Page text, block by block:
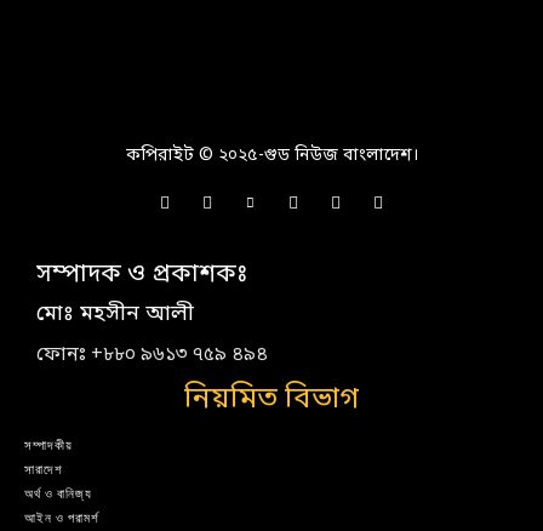
কপিরাইট © ২০২৫-গুড নিউজ বাংলাদেশ।
সম্পাদক ও প্রকাশকঃ
মোঃ মহসীন আলী
ফোনঃ +৮৮০ ৯৬১৩ ৭৫৯ ৪৯৪
নিয়মিত বিভাগ
সম্পাদকীয়
সারাদেশ
অর্থ ও বানিজ্য
আইন ও পরামর্শ